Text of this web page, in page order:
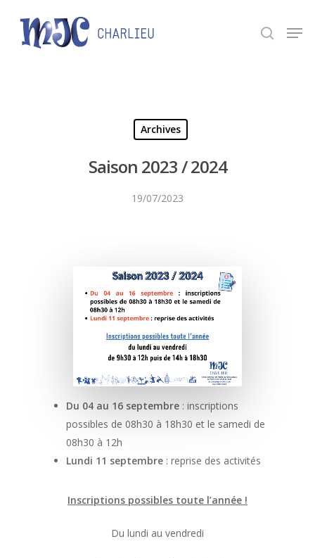
Archives
Saison 2023 / 2024
19/07/2023
Du 04 au 16 septembre : inscriptions
possibles de 08h30 à 18h30 et le samedi de
08h30 à 12h
Lundi 11 septembre : reprise des activités
Inscriptions possibles toute l’année !
Du lundi au vendredi